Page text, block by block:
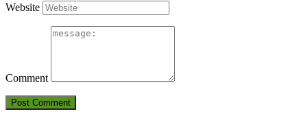
Website
Comment